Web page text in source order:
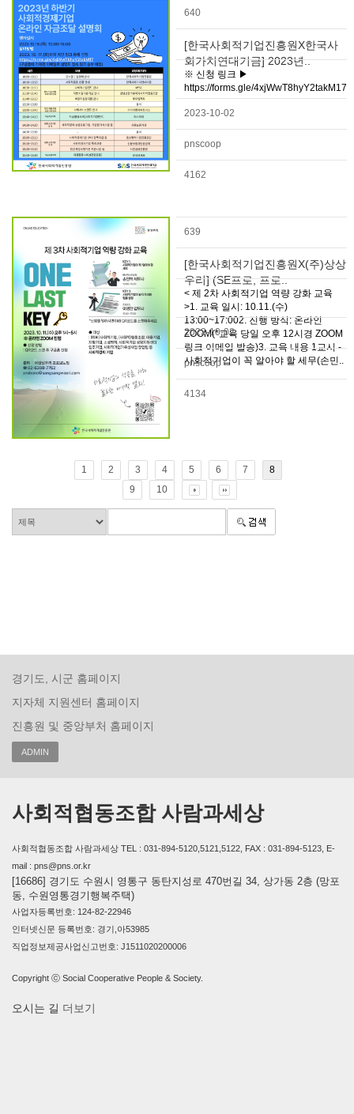
640
[한국사회적기업진흥원X한국사
회가치연대기금] 2023년..
※ 신청 링크 ▶
https://forms.gle/4xjWwT8hyY2takM17
2023-10-02
pnscoop
4162
639
[한국사회적기업진흥원X(주)상상
우리] (SE프로, 프로..
< 제 2차 사회적기업 역량 강화 교육
>1. 교육 일시: 10.11.(수)
13:00~17:002. 진행 방식: 온라인
ZOOM(*교육 당일 오후 12시경 ZOOM
링크 이메일 발송)3. 교육 내용 1교시 -
사회적기업이 꼭 알아야 할 세무(손민..
2023-10-02
pnscoop
4134
1 2 3 4 5 6 7
8
9
10
경기도, 시군 홈페이지
지자체 지원센터 홈페이지
진흥원 및 중앙부처 홈페이지
ADMIN
사회적협동조합 사람과세상
사회적협동조합 사람과세상 TEL : 031-894-5120,5121,5122, FAX : 031-894-5123, E-
mail : pns@pns.or.kr
[16686] 경기도 수원시 영통구 동탄지성로 470번길 34, 상가동 2층 (망포
동, 수원영통경기행복주택)
사업자등록번호: 124-82-22946
인터넷신문 등록번호: 경기,아53985
직업정보제공사업신고번호: J1511020200006
Copyright ⓒ Social Cooperative People & Society.
오시는 길 더보기